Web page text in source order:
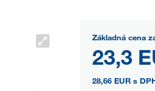
Základná cena
23,3
28,66 EUR s